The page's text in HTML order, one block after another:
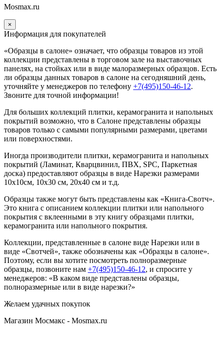
Mosmax.ru
×
Информация для покупателей
«Образцы в салоне» означает, что образцы товаров из этой
коллекции представлены в торговом зале на выставочных
панелях, на стойках или в виде малоразмерных образцов. Есть
ли образцы данных товаров в салоне на сегодняшний день,
уточняйте у менеджеров по телефону +7(495)150-46-12.
Звоните для точной информации!
Для больших коллекций плитки, керамогранита и напольных
покрытий возможно, что в Салоне представлены образцы
товаров только с самыми популярными размерами, цветами
или поверхностями.
Иногда производители плитки, керамогранита и напольных
покрытий (Ламинат, Кварцвинил, ПВХ, SPC, Паркетная
доска) предоставляют образцы в виде Нарезки размерами
10х10см, 10х30 см, 20х40 см и т.д.
Образцы также могут быть представлены как «Книга-Свотч».
Это книга с описанием коллекции плитки или напольного
покрытия с вклеенными в эту книгу образцами плитки,
керамогранита или напольного покрытия.
Коллекции, представленные в салоне виде Нарезки или в
виде «Свотчей», также обозначены как «Образцы в салоне».
Поэтому, если вы хотите посмотреть полноразмерные
образцы, позвоните нам +7(495)150-46-12, и спросите у
менеджеров: «В каком виде представлены образцы,
полноразмерные или в виде нарезки?»
Желаем удачных покупок
Магазин Мосмакс - Mosmax.ru